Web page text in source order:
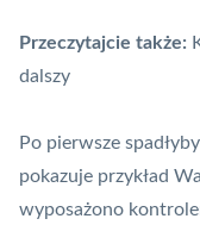
Przeczytajcie także:
dalszy
Po pierwsze
pokazuje przykład
wyposażono